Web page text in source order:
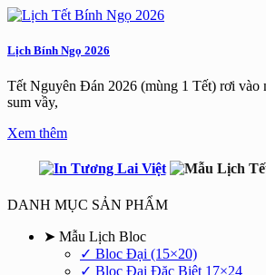
Lịch Bính Ngọ 2026
Tết Nguyên Đán 2026 (mùng 1 Tết) rơi vào
sum vầy,
Xem thêm
DANH MỤC SẢN PHẨM
➤ Mẫu Lịch Bloc
✓ Bloc Đại (15×20)
✓ Bloc Đại Đặc Biệt 17×24